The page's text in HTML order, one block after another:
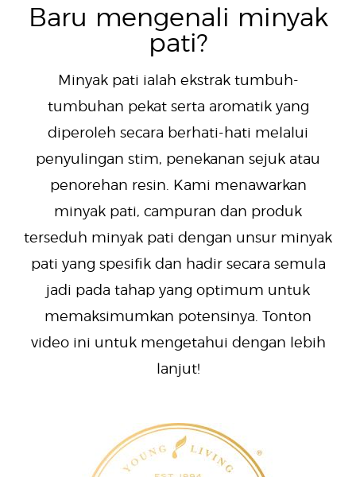
Baru mengenali minyak
pati?
Minyak pati ialah ekstrak tumbuh-
tumbuhan pekat serta aromatik yang
diperoleh secara berhati-hati melalui
penyulingan stim, penekanan sejuk atau
penorehan resin. Kami menawarkan
minyak pati, campuran dan produk
terseduh minyak pati dengan unsur minyak
pati yang spesifik dan hadir secara semula
jadi pada tahap yang optimum untuk
memaksimumkan potensinya. Tonton
video ini untuk mengetahui dengan lebih
lanjut!